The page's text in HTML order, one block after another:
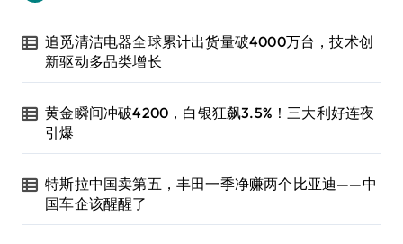
追觅清洁电器全球累计出货量破4000万台，技术创
新驱动多品类增长
黄金瞬间冲破4200，白银狂飙3.5%！三大利好连夜
引爆
特斯拉中国卖第五，丰田一季净赚两个比亚迪——中
国车企该醒醒了